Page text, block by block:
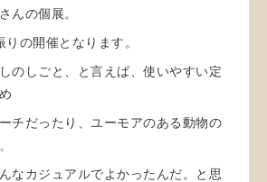
んの個展。
の開催となります。
のしごと、と言えば、使いやすい定
チだったり、ユーモアのある動物の
なカジュアルでよかったんだ。と思